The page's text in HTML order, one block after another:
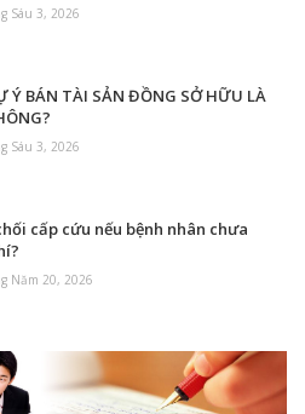
Sáu 3, 2026
Ý BÁN TÀI SẢN ĐỒNG SỞ HỮU LÀ
Sáu 3, 2026
cấp cứu nếu bệnh nhân chưa
Năm 20, 2026